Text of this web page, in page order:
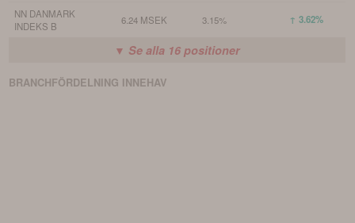
NN DANMARK
INDEKS B
6.24 MSEK 3.15% ↑ 3.62%
▼ Se alla 16 positioner
BRANCHFÖRDELNING INNEHAV